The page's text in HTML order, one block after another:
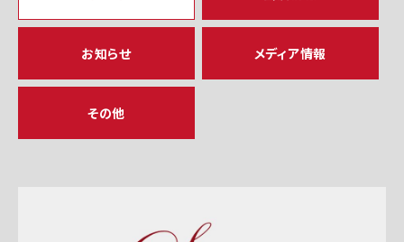
お知らせ メディア情報
その他